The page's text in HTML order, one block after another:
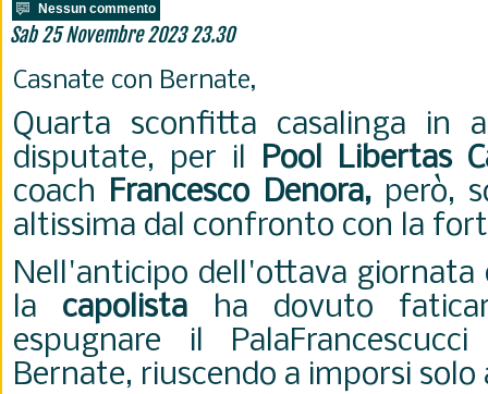
Nessun commento
Sab 25 Novembre 2023 23.30
Casnate con Bernate,
Quarta sconfitta casalinga in
disputate, per il Pool Libertas
coach Francesco Denora,però,
altissima dal confronto con la
Nell'anticipo dell'ottava
la capolista ha dovuto
espugnare il
Bernate, riuscendo a imporsi